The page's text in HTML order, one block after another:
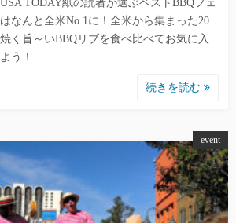
TODAY紙の読者が選ぶベストBBQフェ
なんと全米No.1に！全米から集まった20
く旨～いBBQリブを食べ比べてお気に入
う！
続きを読む
event